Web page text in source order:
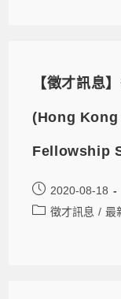
【徵才訊息
(Hong
Fellowship
2020-08-18
徵才訊息 / 最